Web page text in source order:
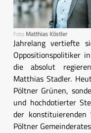
Foto Matthias Köstler
Jahrelang vertiefte
Oppositionspolitiker
die absolut
Matthias Stadler.
Pöltner Grünen,
und hochdotierter
der
Pöltner